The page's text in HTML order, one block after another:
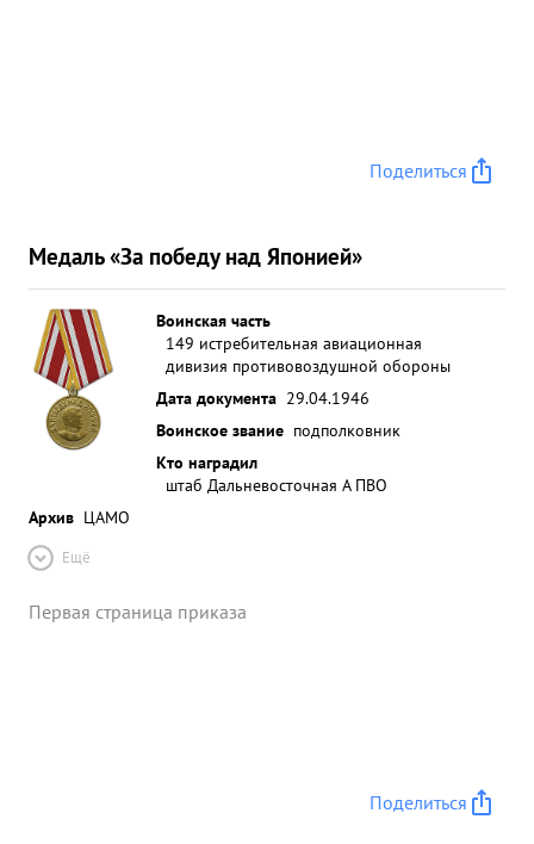
Поделиться
Медаль «За победу над Японией»
Воинская часть
149 истребительная авиационная
дивизия противовоздушной обороны
Дата документа 29.04.1946
Воинское звание подполковник
Кто наградил
штаб Дальневосточная А ПВО
Архив ЦАМО
Ещё
Первая страница приказа
Поделиться